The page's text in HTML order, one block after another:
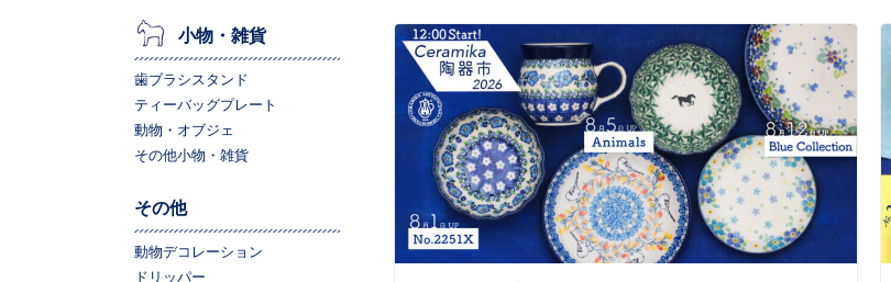
小物・雑貨
歯ブラシスタンド
ティーバッグプレート
動物・オブジェ
その他小物・雑貨
その他
動物デコレーション
ドリッパー